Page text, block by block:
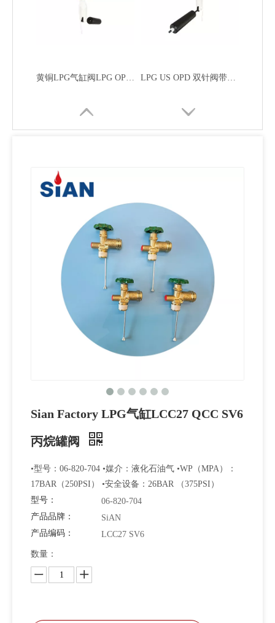
LPG 调节器宁波富华阀门西安牌液化石油气 OPD 阀门带人体工学手轮美国 可定制美国OPD水泥手动开关轮阀
Sian Factory LPG气缸LCC27 QCC SV6
丙烷罐阀
•型号：06-820-704 •媒介：液化石油气 •WP（MPA）：
17BAR（250PSI） •安全设备：26BAR （375PSI）
型号：
06-820-704
产品品牌：
SiAN
产品编码：
LCC27 SV6
数量：